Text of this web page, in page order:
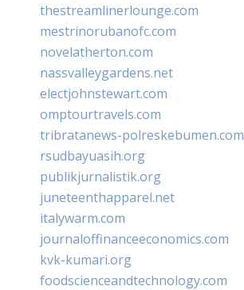
thestreamlinerlounge.com
mestrinorubanofc.com
novelatherton.com
nassvalleygardens.net
electjohnstewart.com
omptourtravels.com
tribratanews-polreskebumen.com
rsudbayuasih.org
publikjurnalistik.org
juneteenthapparel.net
italywarm.com
journaloffinanceeconomics.com
kvk-kumari.org
foodscienceandtechnology.com